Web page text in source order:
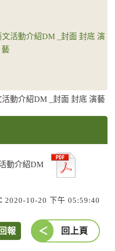
動介紹DM _封面 封底 演藝
動介紹DM
2020-10-20 下午 05:59:40
報 回上頁